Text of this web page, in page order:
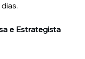
e Estrategista